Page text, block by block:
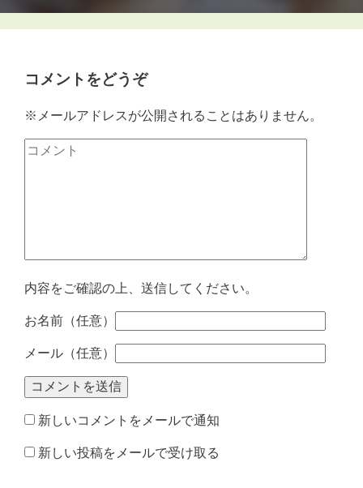
コメントをどうぞ
※メールアドレスが公開されることはありません。
内容をご確認の上、送信してください。
お名前（任意）
メール（任意）
新しいコメントをメールで通知
新しい投稿をメールで受け取る